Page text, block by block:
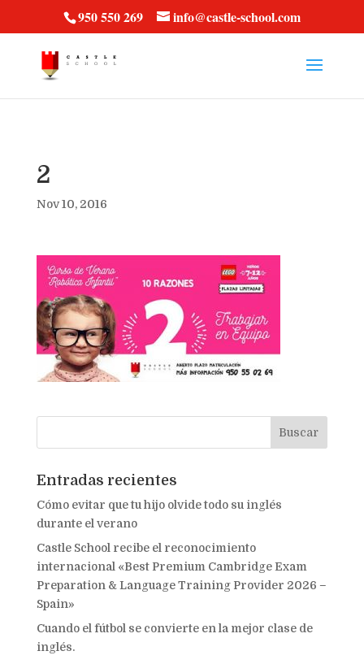
950 550 269 info@castle-school.com
2
Nov 10, 2016
Entradas recientes
Cómo evitar que tu hijo olvide todo su inglés
durante el verano
Castle School recibe el reconocimiento
internacional «Best Premium Cambridge Exam
Preparation & Language Training Provider 2026 –
Spain»
Cuando el fútbol se convierte en la mejor clase de
inglés.